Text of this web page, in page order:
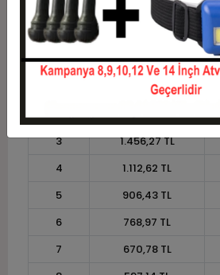
Taksit Taksit Tutarı
4.083,00 TL
2
2.041,50 TL
3
1.456,27 TL
4
1.112,62 TL
5
906,43 TL
6
768,97 TL
7
670,78 TL